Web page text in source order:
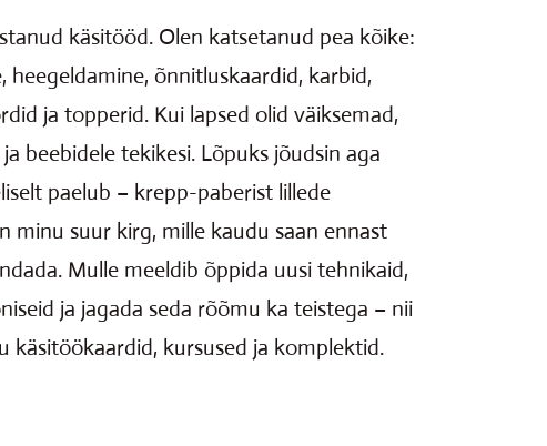
käsitööd. Olen katsetanud pea kõike:
heegeldamine, õnnitluskaardid, karbid,
ja topperid. Kui lapsed olid väiksemad,
beebidele tekikesi. Lõpuks jõudsin aga
paelub – krepp-paberist lillede
minu suur kirg, mille kaudu saan ennast
Mulle meeldib õppida uusi tehnikaid,
ja jagada seda rõõmu ka teistega – nii
käsitöökaardid, kursused ja komplektid.​